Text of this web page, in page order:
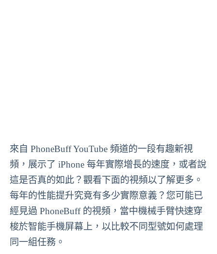
來自 PhoneBuff YouTube 頻道的一段有趣新視
頻，展示了 iPhone 每年實際增長的速度，或者說
這是否真的如此？觀看下面的視頻以了解更多。
每年的性能提升究竟有多少實際意義？您可能已
經見過 PhoneBuff 的視頻，當中機械手臂快速穿
梭於智能手機屏幕上，以比較不同型號如何處理
同一組任務。